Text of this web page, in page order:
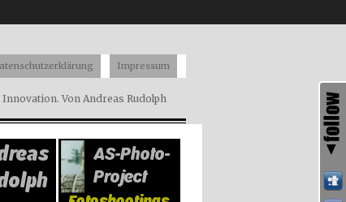
Von Andreas Rudolph
Impressum